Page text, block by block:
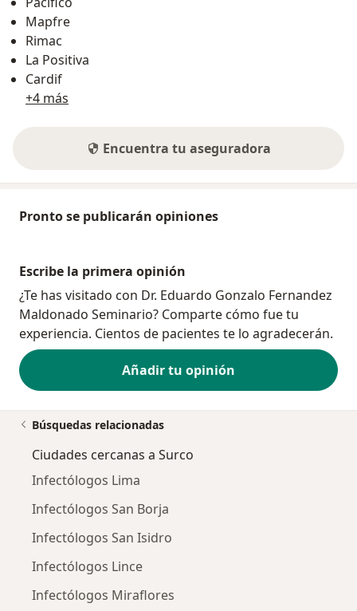
Mapfre
Rimac
La Positiva
Cardif
+4 más
Encuentra tu aseguradora
Pronto se publicarán opiniones
Escribe la primera opinión
¿Te has visitado con Dr. Eduardo Gonzalo Fernandez
Maldonado Seminario? Comparte cómo fue tu
experiencia. Cientos de pacientes te lo agradecerán.
Añadir tu opinión
Búsquedas relacionadas
Ciudades cercanas a Surco
Infectólogos Lima
Infectólogos San Borja
Infectólogos San Isidro
Infectólogos Lince
Infectólogos Miraflores